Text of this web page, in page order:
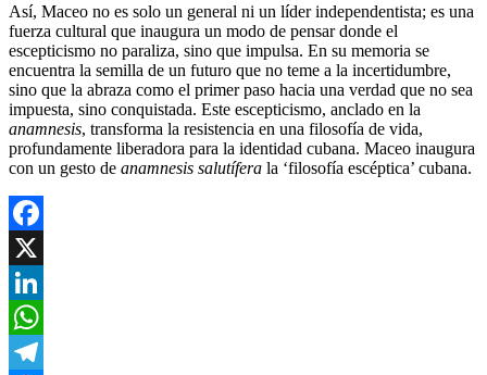
Así, Maceo no es solo un general ni un líder independentista; es una
fuerza cultural que inaugura un modo de pensar donde el
escepticismo no paraliza, sino que impulsa. En su memoria se
encuentra la semilla de un futuro que no teme a la incertidumbre,
sino que la abraza como el primer paso hacia una verdad que no sea
impuesta, sino conquistada. Este escepticismo, anclado en la
anamnesis, transforma la resistencia en una filosofía de vida,
profundamente liberadora para la identidad cubana. Maceo inaugura
con un gesto de anamnesis salutífera la ‘filosofía escéptica’ cubana.
Facebook
X
LinkedIn
WhatsApp